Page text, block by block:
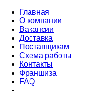
Главная
О компании
Вакансии
Доставка
Поставщикам
Схема работы
Контакты
Франшиза
FAQ